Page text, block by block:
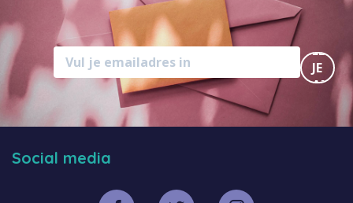
MELD
JE
AAN
Social media